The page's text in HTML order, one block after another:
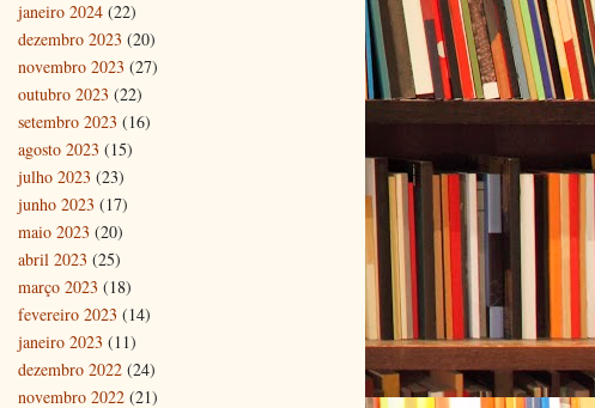
janeiro 2024 (22)
dezembro 2023 (20)
novembro 2023 (27)
outubro 2023 (22)
setembro 2023 (16)
agosto 2023 (15)
julho 2023 (23)
junho 2023 (17)
maio 2023 (20)
abril 2023 (25)
março 2023 (18)
fevereiro 2023 (14)
janeiro 2023 (11)
dezembro 2022 (24)
novembro 2022 (21)